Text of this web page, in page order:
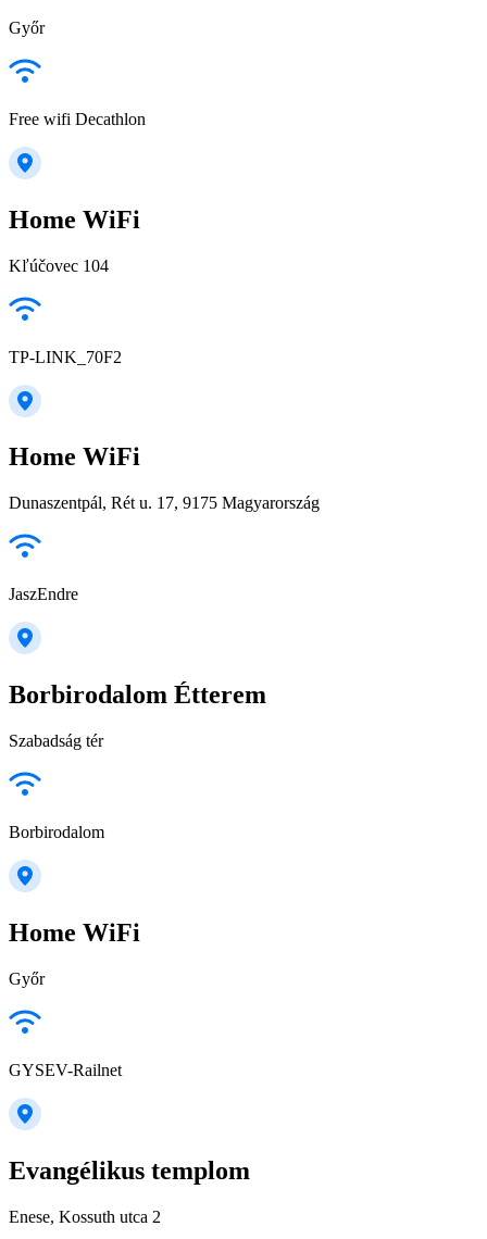
Győr
Free wifi Decathlon
Home WiFi
Kľúčovec 104
TP-LINK_70F2
Home WiFi
Dunaszentpál, Rét u. 17, 9175 Magyarország
JaszEndre
Borbirodalom Étterem
Szabadság tér
Borbirodalom
Home WiFi
Győr
GYSEV-Railnet
Evangélikus templom
Enese, Kossuth utca 2